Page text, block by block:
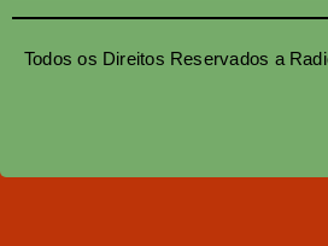
Todos os Direitos Reservados a